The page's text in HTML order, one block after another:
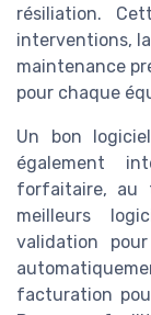
résiliation.
interventions,
maintenance
pour chaque
Un bon
également
forfaitaire, au
meilleurs
validation
facturation